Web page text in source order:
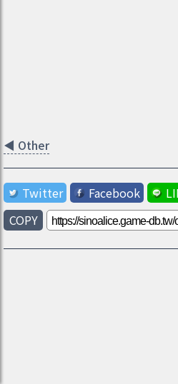
◀ Other
Twitter Facebook
COPY